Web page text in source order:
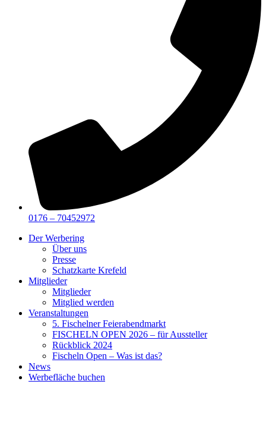
0176 – 70452972
Der Werbering
Über uns
Presse
Schatzkarte Krefeld
Mitglieder
Mitglieder
Mitglied werden
Veranstaltungen
5. Fischelner Feierabendmarkt
FISCHELN OPEN 2026 – für Aussteller
Rückblick 2024
Fischeln Open – Was ist das?
News
Werbefläche buchen